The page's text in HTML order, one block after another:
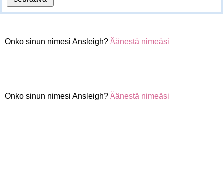
Onko sinun nimesi Ansleigh? Äänestä nimeäsi
Onko sinun nimesi Ansleigh? Äänestä nimeäsi